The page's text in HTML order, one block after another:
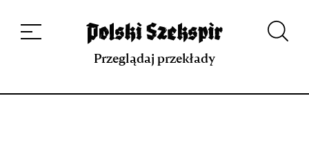
projekcie
Kontakt Indeks strony Aplikacja
Repozytorium XIX w.
Przeglądaj przekłady